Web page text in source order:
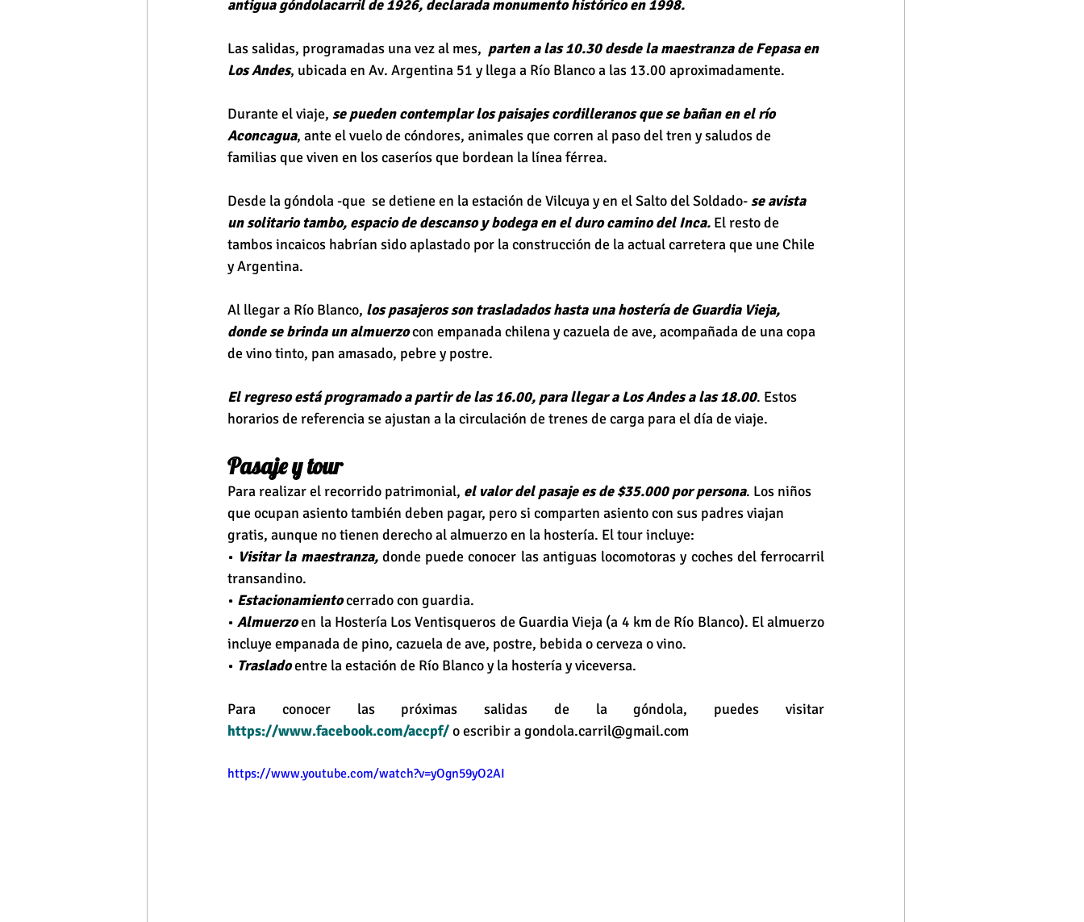
antigua góndolacarril de 1926, declarada monumento histórico en 1998.
Las salidas, programadas una vez al mes, parten a las 10.30 desde la maestranza de Fepasa en
Los Andes, ubicada en Av. Argentina 51 y llega a Río Blanco a las 13.00 aproximadamente.
Durante el viaje, se pueden contemplar los paisajes cordilleranos que se bañan en el río
Aconcagua, ante el vuelo de cóndores, animales que corren al paso del tren y saludos de
familias que viven en los caseríos que bordean la línea férrea.
Desde la góndola -que  se detiene en la estación de Vilcuya y en el Salto del Soldado- se avista
un solitario tambo, espacio de descanso y bodega en el duro camino del Inca. El resto de
tambos incaicos habrían sido aplastado por la construcción de la actual carretera que une Chile
y Argentina.
Al llegar a Río Blanco, los pasajeros son trasladados hasta una hostería de Guardia Vieja,
donde se brinda un almuerzo con empanada chilena y cazuela de ave, acompañada de una copa
de vino tinto, pan amasado, pebre y postre.
El regreso está programado a partir de las 16.00, para llegar a Los Andes a las 18.00. Estos
horarios de referencia se ajustan a la circulación de trenes de carga para el día de viaje.
Pasaje y tour
Para realizar el recorrido patrimonial, el valor del pasaje es de $35.000 por persona. Los niños
que ocupan asiento también deben pagar, pero si comparten asiento con sus padres viajan
gratis, aunque no tienen derecho al almuerzo en la hostería. El tour incluye:
• Visitar la maestranza, donde puede conocer las antiguas locomotoras y coches del ferrocarril
transandino.
• Estacionamiento cerrado con guardia.
• Almuerzo en la Hostería Los Ventisqueros de Guardia Vieja (a 4 km de Río Blanco). El almuerzo
incluye empanada de pino, cazuela de ave, postre, bebida o cerveza o vino.
• Traslado entre la estación de Río Blanco y la hostería y viceversa.
https://www.facebook.com/accpf/ o escribir a gondola.carril@gmail.com
https://www.youtube.com/watch?v=yOgn59yO2AI